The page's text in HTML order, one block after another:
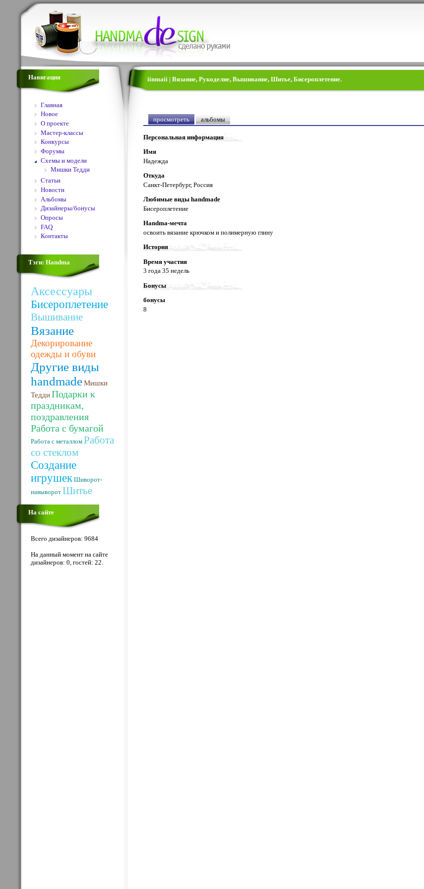
Навигация
Главная
Новое
О проекте
Мастер-классы
Конкурсы
Форумы
Схемы и модели
Мишки Тедди
Статьи
Новости
Альбомы
Дизайнеры/бонусы
Опросы
FAQ
Контакты
Тэги: Handma
Аксессуары
Бисероплетение
Вышивание
Вязание
Декорирование
одежды и обуви
Другие виды
handmadeМишки
ТеддиПодарки к
праздникам,
поздравления
Работа с бумагой
Работа с металлом Работа
со стеклом
Создание
игрушек Шиворот-
навыворот Шитье
На сайте
Всего дизайнеров: 9684
На данный момент на сайте
дизайнеров: 0, гостей: 22.
iinmaii | Вязание, Рукоделие, Вышивание, Шитье, Бисероплетение.
просмотреть альбомы
Персональная информация
Имя
Надежда
Откуда
Санкт-Петербург, Россия
Любимые виды handmade
Бисероплетение
Handma-мечта
освоить вязание крючком и полимерную глину
История
Время участия
3 года 35 недель
Бонусы
бонусы
8